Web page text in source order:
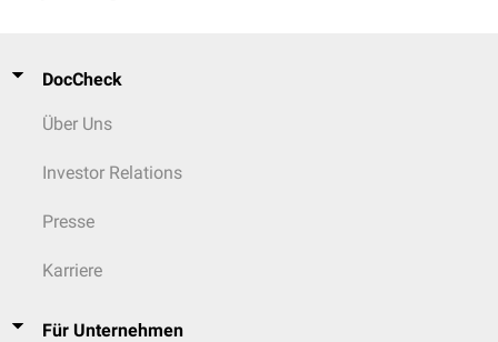
DocCheck
Über Uns
Investor Relations
Presse
Karriere
Für Unternehmen